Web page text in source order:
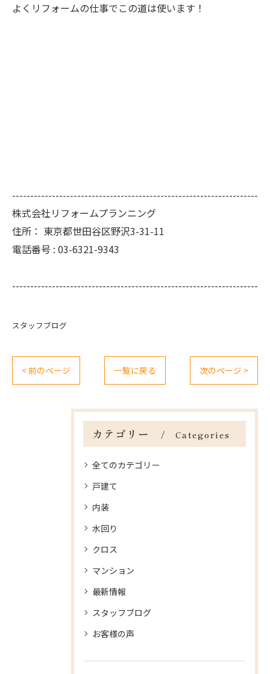
よくリフォームの仕事でこの道は使います！
--------------------------------------------------------------------
株式会社リフォームプランニング
住所： 東京都世田谷区野沢3-31-11
電話番号 : 03-6321-9343
--------------------------------------------------------------------
スタッフブログ
< 前のページ 一覧に戻る 次のページ >
カテゴリー Categories
全てのカテゴリー
戸建て
内装
水回り
クロス
マンション
最新情報
スタッフブログ
お客様の声